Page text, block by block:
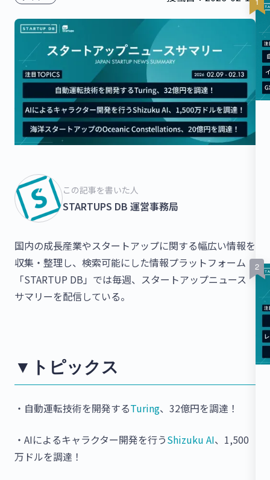
この記事を書いた人
STARTUPS DB 運営事務局
国内の成長産業やスタートアップに関する幅広い情報を
収集・整理し、検索可能にした情報プラットフォーム
「STARTUP DB」では毎週、スタートアップニュース
サマリーを配信している。
▼トピックス
・自動運転技術を開発するTuring、32億円を調達！
・AIによるキャラクター開発を行うShizuku AI、1,500
万ドルを調達！